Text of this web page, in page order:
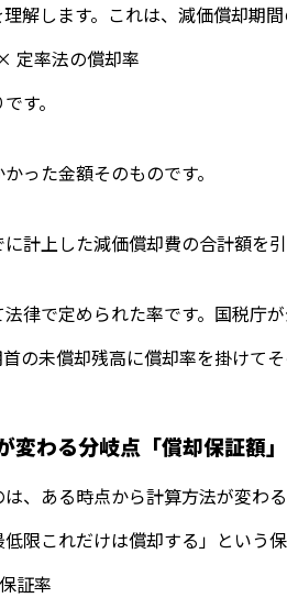
解します。これは、減価償却期
定率法の償却率
す。
った金額そのものです。
計上した減価償却費の合計額を
律で定められた率です。国税庁
の未償却残高に償却率を掛けて
わる分岐点「償却保証額」
、ある時点から計算方法が変わ
限これだけは償却する」という
証率